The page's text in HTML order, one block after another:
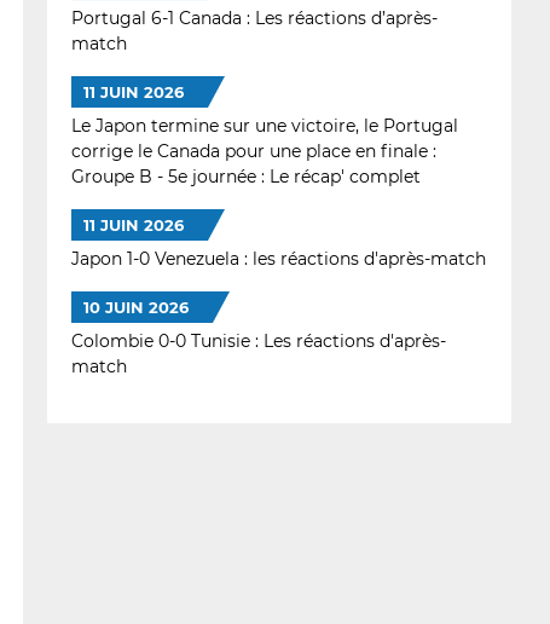
Portugal 6-1 Canada : Les réactions d’après-
match
11 JUIN 2026
Le Japon termine sur une victoire, le Portugal
corrige le Canada pour une place en finale :
Groupe B - 5e journée : Le récap' complet
11 JUIN 2026
Japon 1-0 Venezuela : les réactions d'après-match
10 JUIN 2026
Colombie 0-0 Tunisie : Les réactions d'après-
match